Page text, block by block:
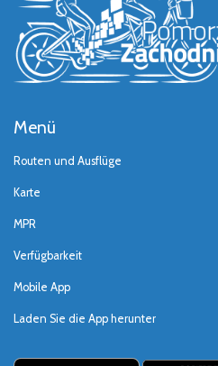
Menü
Routen und Ausflüge
Karte
MPR
Verfügbarkeit
Mobile App
Laden Sie die App herunter